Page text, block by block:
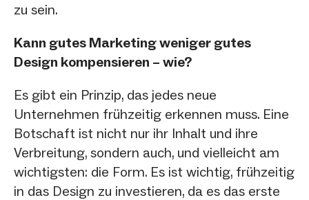
zu sein.
Kann gutes Marketing weniger gutes
Design kompensieren – wie?
Es gibt ein Prinzip, das jedes neue
Unternehmen frühzeitig erkennen muss. Eine
Botschaft ist nicht nur ihr Inhalt und ihre
Verbreitung, sondern auch, und vielleicht am
wichtigsten: die Form. Es ist wichtig, frühzeitig
in das Design zu investieren, da es das erste